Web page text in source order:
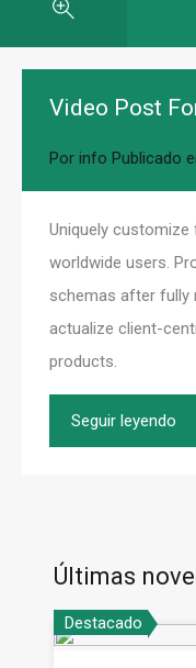
Video Post
Por info Publicado
Uniquely
worldwide users.
schemas after fully
actualize client-
products.
Seguir leyendo
Últimas
Destacado